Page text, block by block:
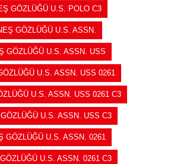
GÖZLÜĞÜ U.S. POLO C3
GÖZLÜĞÜ U.S. ASSN.
GÖZLÜĞÜ U.S. ASSN. USS
U.S. ASSN. USS 0261
U.S. ASSN. USS 0261 C3
U.S. ASSN. USS C3
GÖZLÜĞÜ U.S. ASSN. 0261
U.S. ASSN. 0261 C3